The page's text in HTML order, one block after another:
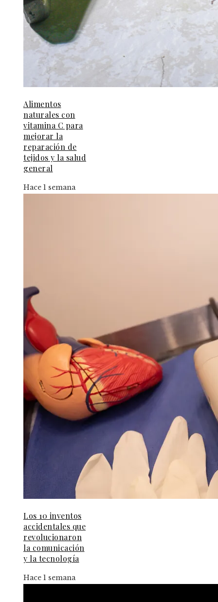
Alimentos
naturales con
vitamina C para
mejorar la
reparación de
tejidos y la salud
general
Hace 1 semana
Los 10 inventos
accidentales que
revolucionaron
la comunicación
y la tecnología
Hace 1 semana